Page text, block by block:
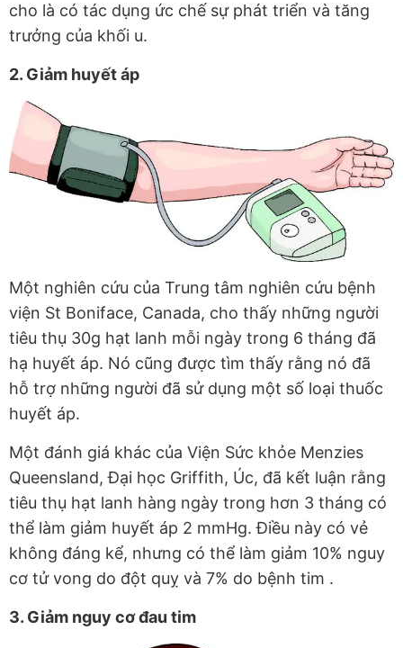
cho là có tác dụng ức chế sự phát triển và tăng
trưởng của khối u.
2. Giảm huyết áp
Một nghiên cứu của Trung tâm nghiên cứu bệnh
viện St Boniface, Canada, cho thấy những người
tiêu thụ 30g hạt lanh mỗi ngày trong 6 tháng đã
hạ huyết áp. Nó cũng được tìm thấy rằng nó đã
hỗ trợ những người đã sử dụng một số loại thuốc
huyết áp.
Một đánh giá khác của Viện Sức khỏe Menzies
Queensland, Đại học Griffith, Úc, đã kết luận rằng
tiêu thụ hạt lanh hàng ngày trong hơn 3 tháng có
thể làm giảm huyết áp 2 mmHg. Điều này có vẻ
không đáng kể, nhưng có thể làm giảm 10% nguy
cơ tử vong do đột quỵ và 7% do bệnh tim .
3. Giảm nguy cơ đau tim